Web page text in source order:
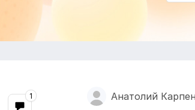
Анатолий
1